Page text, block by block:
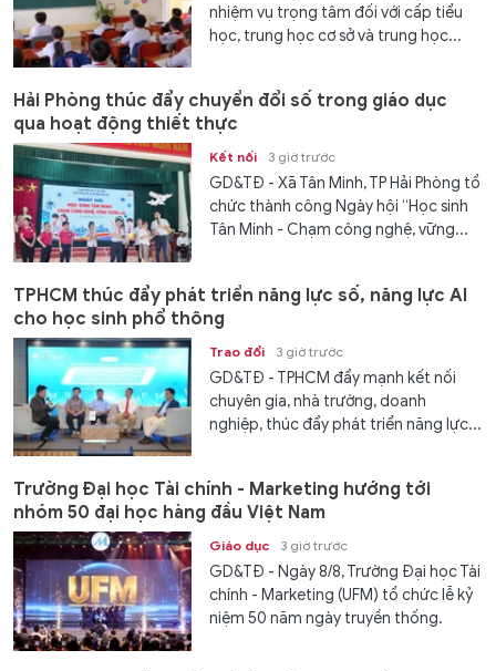
nhiệm vụ trọng tâm đối với cấp tiểu
học, trung học cơ sở và trung học...
Hải Phòng thúc đẩy chuyển đổi số trong giáo dục
qua hoạt động thiết thực
Kết nối 3 giờ trước
GD&TĐ - Xã Tân Minh, TP Hải Phòng tổ
chức thành công Ngày hội “Học sinh
Tân Minh - Chạm công nghệ, vững...
TPHCM thúc đẩy phát triển năng lực số, năng lực AI
cho học sinh phổ thông
Trao đổi 3 giờ trước
GD&TĐ - TPHCM đẩy mạnh kết nối
chuyên gia, nhà trường, doanh
nghiệp, thúc đẩy phát triển năng lực...
Trường Đại học Tài chính - Marketing hướng tới
nhóm 50 đại học hàng đầu Việt Nam
Giáo dục 3 giờ trước
GD&TĐ - Ngày 8/8, Trường Đại học Tài
chính - Marketing (UFM) tổ chức lễ kỷ
niệm 50 năm ngày truyền thống.